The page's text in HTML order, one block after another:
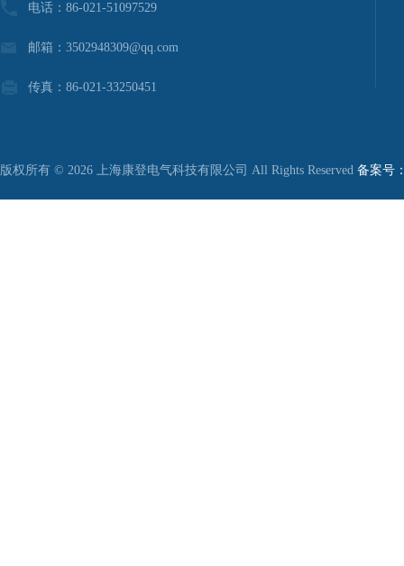
电话：86-021-51097529
邮箱：3502948309@qq.com
传真：86-021-33250451
版权所有 © 2026 上海康登电气科技有限公司 All Rights Reserved 备案号